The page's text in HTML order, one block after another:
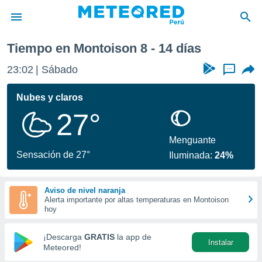
de
ha sido
calidad.
a este
las
y
forma
digital
basada
Tiempo en Montoison 8 - 14 días
23:02 Sábado ...
Nubes y claros
27°
Sensación de 27°
Menguante
Iluminada:24%
Aviso de nivel naranja
Alerta importante por altas temperaturas en Montoison
hoy
¡Descarga GRATIS la app de
Meteored!
Instalar